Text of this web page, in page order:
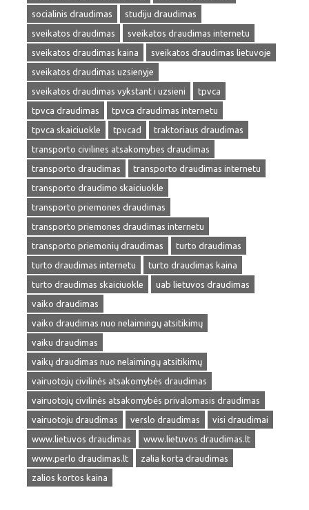
socialinis draudimas
studiju draudimas
sveikatos draudimas
sveikatos draudimas internetu
sveikatos draudimas kaina
sveikatos draudimas lietuvoje
sveikatos draudimas uzsienyje
sveikatos draudimas vykstant i uzsieni
tpvca
tpvca draudimas
tpvca draudimas internetu
tpvca skaiciuokle
tpvcad
traktoriaus draudimas
transporto civilines atsakomybes draudimas
transporto draudimas
transporto draudimas internetu
transporto draudimo skaiciuokle
transporto priemones draudimas
transporto priemones draudimas internetu
transporto priemonių draudimas
turto draudimas
turto draudimas internetu
turto draudimas kaina
turto draudimas skaiciuokle
uab lietuvos draudimas
vaiko draudimas
vaiko draudimas nuo nelaimingų atsitikimų
vaiku draudimas
vaikų draudimas nuo nelaimingų atsitikimų
vairuotojų civilinės atsakomybės draudimas
vairuotojų civilinės atsakomybės privalomasis draudimas
vairuotoju draudimas
verslo draudimas
visi draudimai
www.lietuvos draudimas
www.lietuvos draudimas.lt
www.perlo draudimas.lt
zalia korta draudimas
zalios kortos kaina